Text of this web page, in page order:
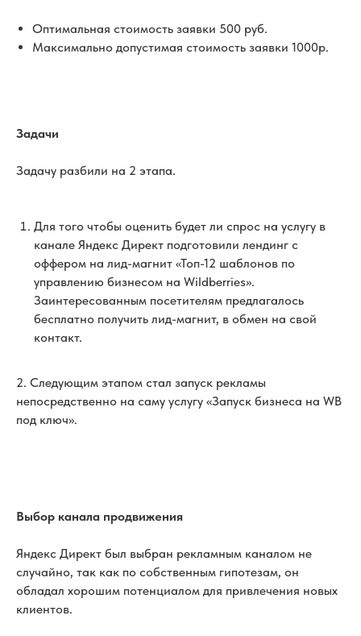
Оптимальная стоимость заявки 500 руб.
Максимально допустимая стоимость заявки 1000р.
Задачи
Задачу разбили на 2 этапа.
Для того чтобы оценить будет ли спрос на услугу в
канале Яндекс Директ подготовили лендинг с
оффером на лид-магнит «Топ-12 шаблонов по
управлению бизнесом на Wildberries».
Заинтересованным посетителям предлагалось
бесплатно получить лид-магнит, в обмен на свой
контакт.
2. Следующим этапом стал запуск рекламы
непосредственно на саму услугу «Запуск бизнеса на WB
под ключ».
Выбор канала продвижения
Яндекс Директ был выбран рекламным каналом не
случайно, так как по собственным гипотезам, он
обладал хорошим потенциалом для привлечения новых
клиентов.